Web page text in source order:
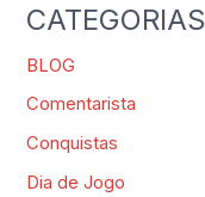
CATEGORIAS
BLOG
Comentarista
Conquistas
Dia de Jogo